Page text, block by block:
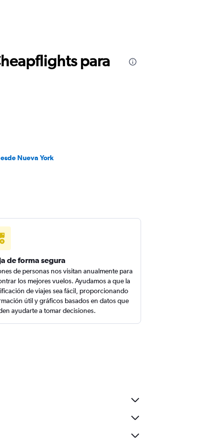
para
Nueva York
de forma segura
de personas nos visitan anualmente para
los mejores vuelos. Ayudamos a que la
de viajes sea fácil, proporcionando
útil y gráficos basados en datos que
ayudarte a tomar decisiones.